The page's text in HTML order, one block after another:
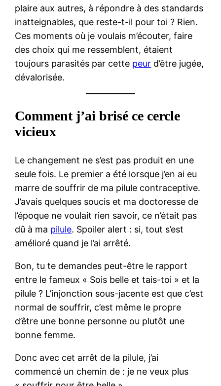
plaire aux autres, à répondre à des standards
inatteignables, que reste-t-il pour toi ? Rien.
Ces moments où je voulais m’écouter, faire
des choix qui me ressemblent, étaient
toujours parasités par cette peur d’être jugée,
dévalorisée.
Comment j’ai brisé ce cercle
vicieux
Le changement ne s’est pas produit en une
seule fois. Le premier a été lorsque j’en ai eu
marre de souffrir de ma pilule contraceptive.
J’avais quelques soucis et ma doctoresse de
l’époque ne voulait rien savoir, ce n’était pas
dû à ma pilule. Spoiler alert : si, tout s’est
amélioré quand je l’ai arrêté.
Bon, tu te demandes peut-être le rapport
entre le fameux « Sois belle et tais-toi » et la
pilule ? L’injonction sous-jacente est que c’est
normal de souffrir, c’est même le propre
d’être une bonne personne ou plutôt une
bonne femme.
Donc avec cet arrêt de la pilule, j’ai
commencé un chemin de : je ne veux plus